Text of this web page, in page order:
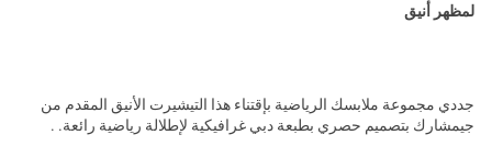
لمظهر أنيق
جددي مجموعة ملابسك الرياضية بإقتناء هذا التيشيرت الأنيق المقدم من
جيمشارك بتصميم حصري بطبعة دبي غرافيكية لإطلالة رياضية رائعة. .